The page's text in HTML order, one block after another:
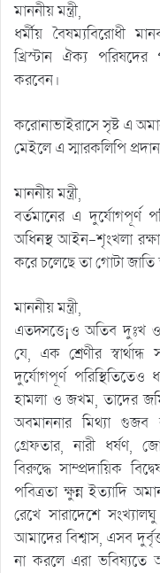
মাননীয় মন্ত্রী,
ধর্মীয় বৈষম্যবিরোধী
খ্রিস্টান ঐক্য পরিষদের
করবেন।
করোনাভাইরাসে সৃষ্ট এ
মেইলে এ স্মারকলিপি
মাননীয় মন্ত্রী,
বর্তমানের এ দুর্যোগপূর্ণ
অধিনস্থ আইন-শৃংখলা
করে চলেছে তা গোটা জাতি
মাননীয় মন্ত্রী,
এতদ্সত্তে¡ও অতিব দুঃখ
যে, এক শ্রেণীর
দুর্যোগপূর্ণ
হামলা ও জখম, তাদের
অবমাননার মিথ্যা গুজব
গ্রেফতার, নারী ধর্ষণ,
বিরুদ্ধে সাম্প্রদায়িক
পবিত্রতা ক্ষুন্ন ইত্যাদি
রেখে সারাদেশে
আমাদের বিশ্বাস, এসব
না করলে এরা ভবিষ্যতে